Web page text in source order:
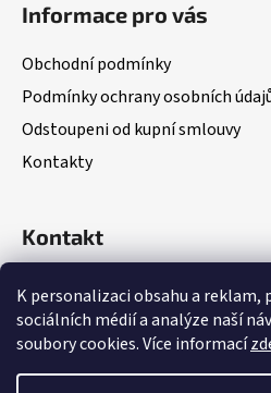
K personalizaci obsahu a reklam,
sociálních médií a analýze naší
soubory cookies. Více informací
Informace pro vás
Obchodní podmínky
Podmínky ochrany osobních
Odstoupeni od kupní smlouvy
Kontakty
Kontakt
(Po – Pá: 8:00 – 18:00)
+420 703 335 782